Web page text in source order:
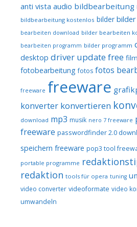
anti vista audio bildbearbeitung
bildbearbeitung kostenlos bilder
bearbeiten download bilder bearbeiten
bearbeiten programm bilder programm
desktop driver update free
fotobearbeitung fotos fotos
freeware freeware
konverter konvertieren
download mp3 musik nero 7 freeware
freeware passwordfinder 2.0
speichern freeware pop3 tool
portable programme
redaktion tools für opera tuning
video converter videoformate video
umwandeln